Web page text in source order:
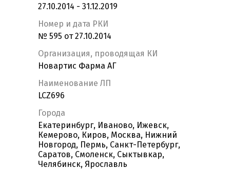
27.10.2014 - 31.12.2019
Номер и дата РКИ
№ 595 от 27.10.2014
Организация, проводящая КИ
Новартис Фарма АГ
Наименование ЛП
LCZ696
Города
Екатеринбург, Иваново, Ижевск,
Кемерово, Киров, Москва, Нижний
Новгород, Пермь, Санкт-Петербург,
Саратов, Смоленск, Сыктывкар,
Челябинск, Ярославль